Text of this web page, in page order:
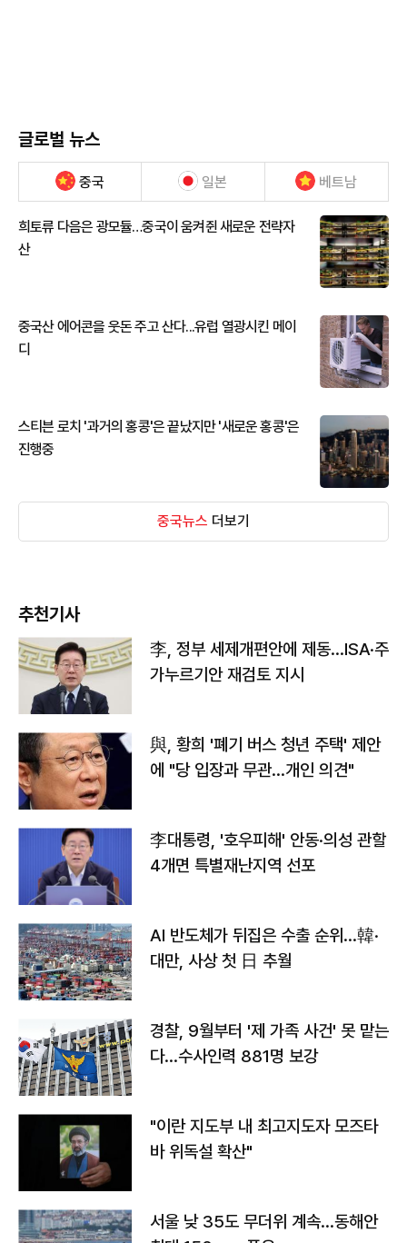
글로벌 뉴스
중국 일본 베트남
희토류 다음은 광모듈…중국이 움켜쥔 새로운 전략자
산
중국산 에어콘을 웃돈 주고 산다...유럽 열광시킨 메이
디
스티븐 로치 '과거의 홍콩'은 끝났지만 '새로운 홍콩'은
진행중
중국뉴스 더보기
추천기사
李, 정부 세제개편안에 제동…ISA·주
가누르기안 재검토 지시
與, 황희 '폐기 버스 청년 주택' 제안
에 "당 입장과 무관…개인 의견"
李대통령, '호우피해' 안동·의성 관할
4개면 특별재난지역 선포
AI 반도체가 뒤집은 수출 순위…韓·
대만, 사상 첫 日 추월
경찰, 9월부터 '제 가족 사건' 못 맡는
다…수사인력 881명 보강
"이란 지도부 내 최고지도자 모즈타
바 위독설 확산"
서울 낮 35도 무더위 계속…동해안